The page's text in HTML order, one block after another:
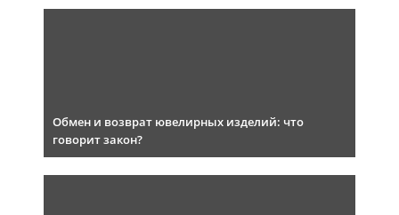
Обмен и возврат ювелирных изделий: что
говорит закон?